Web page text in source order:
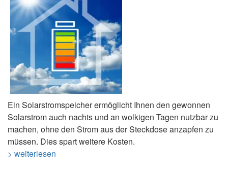
Ein Solarstromspeicher ermöglicht Ihnen den gewonnen
Solarstrom auch nachts und an wolkigen Tagen nutzbar zu
machen, ohne den Strom aus der Steckdose anzapfen zu
müssen. Dies spart weitere Kosten.
> weiterlesen